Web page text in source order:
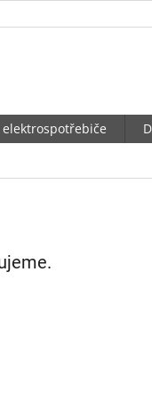
elektrospotřebiče